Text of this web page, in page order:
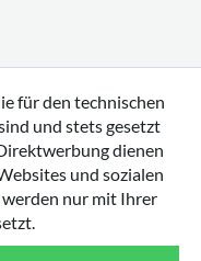
für den technischen
und stets gesetzt
dienen
und sozialen
nur mit Ihrer